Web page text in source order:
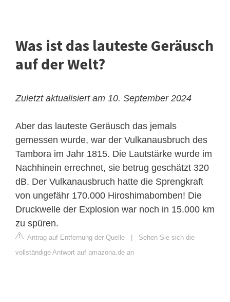
Was ist das lauteste Geräusch
auf der Welt?
Zuletzt aktualisiert am 10. September 2024
Aber das lauteste Geräusch das jemals
gemessen wurde, war der Vulkanausbruch des
Tambora im Jahr 1815. Die Lautstärke wurde im
Nachhinein errechnet, sie betrug geschätzt 320
dB. Der Vulkanausbruch hatte die Sprengkraft
von ungefähr 170.000 Hiroshimabomben! Die
Druckwelle der Explosion war noch in 15.000 km
zu spüren.
Antrag auf Entfernung der Quelle
Sehen Sie sich die
vollständige Antwort auf amazona.de an